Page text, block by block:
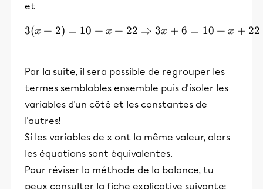
et
3(x+2) = 10 + x + 22
3(x + 2) = 10 + x + 22 ⇒ 3x + 6 = 10 + x + 22
Par la suite, il sera possible de regrouper les
termes semblables ensemble puis d'isoler les
variables d'un côté et les constantes de
l'autres!
Si les variables de x ont la même valeur, alors
les équations sont équivalentes.
Pour réviser la méthode de la balance, tu
peux consulter la fiche explicative suivante: